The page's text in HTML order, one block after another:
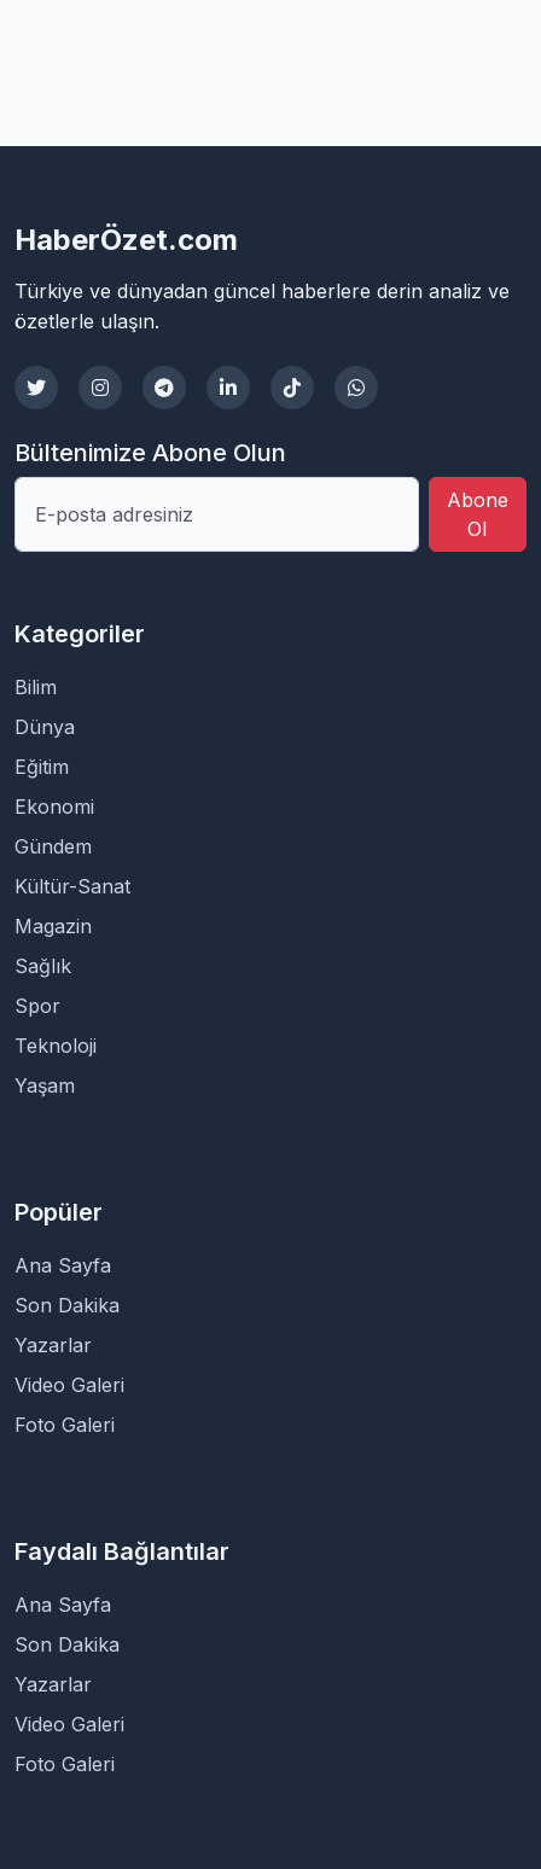
HaberÖzet.com
Türkiye ve dünyadan güncel haberlere derin analiz ve
özetlerle ulaşın.
Bültenimize Abone Olun
Abone
Ol
Kategoriler
Bilim
Dünya
Eğitim
Ekonomi
Gündem
Kültür-Sanat
Magazin
Sağlık
Spor
Teknoloji
Yaşam
Popüler
Ana Sayfa
Son Dakika
Yazarlar
Video Galeri
Foto Galeri
Faydalı Bağlantılar
Ana Sayfa
Son Dakika
Yazarlar
Video Galeri
Foto Galeri